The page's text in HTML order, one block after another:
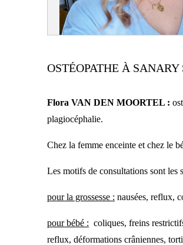
OSTÉOPATHE À
Flora VAN DEN MOORTEL :
plagiocéphalie.
Chez la femme enceinte et chez le
Les motifs de consultations sont les
pour la grossesse : nausées, reflux,
pour bébé : coliques, freins
reflux, déformations crâniennes,